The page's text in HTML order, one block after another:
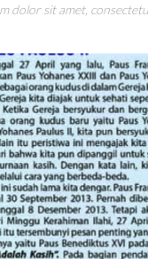
dolor sit amet,